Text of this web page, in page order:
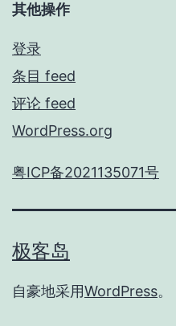
其他操作
登录
条目 feed
评论 feed
WordPress.org
粤ICP备2021135071号
极客岛
自豪地采用WordPress。